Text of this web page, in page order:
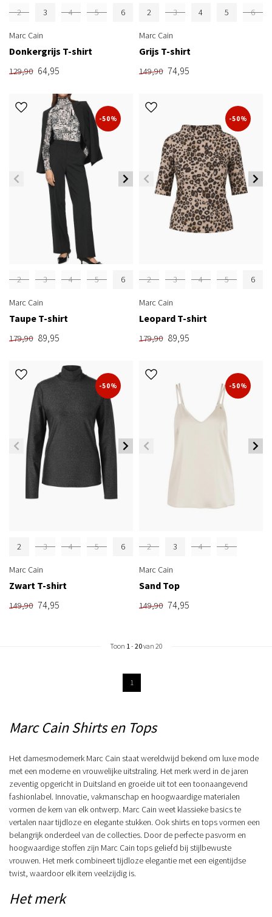
2 3 4 5 6
Marc Cain
Donkergrijs T-shirt
129,90 64,95
2 3 4 5 6
Marc Cain
Grijs T-shirt
149,90 74,95
-50%
2 3 4 5 6
Marc Cain
Taupe T-shirt
179,90 89,95
-50%
2 3 4 5 6
Marc Cain
Leopard T-shirt
179,90 89,95
-50%
2 3 4 5 6
Marc Cain
Zwart T-shirt
149,90 74,95
-50%
2 3 4 5
Marc Cain
Sand Top
149,90 74,95
Toon 1 - 20van 20
1
Marc Cain Shirts en Tops
Het damesmodemerk Marc Cain staat wereldwijd bekend om luxe mode
met een moderne en vrouwelijke uitstraling. Het merk werd in de jaren
zeventig opgericht in Duitsland en groeide uit tot een toonaangevend
fashionlabel. Innovatie, vakmanschap en hoogwaardige materialen
vormen de kern van elk ontwerp. Marc Cain weet klassieke basics te
vertalen naar tijdloze en elegante stukken. Ook shirts en tops vormen een
belangrijk onderdeel van de collecties. Door de perfecte pasvorm en
hoogwaardige stoffen zijn Marc Cain tops geliefd bij stijlbewuste
vrouwen. Het merk combineert tijdloze elegantie met een eigentijdse
twist, waardoor elk item veelzijdig is.
Het merk